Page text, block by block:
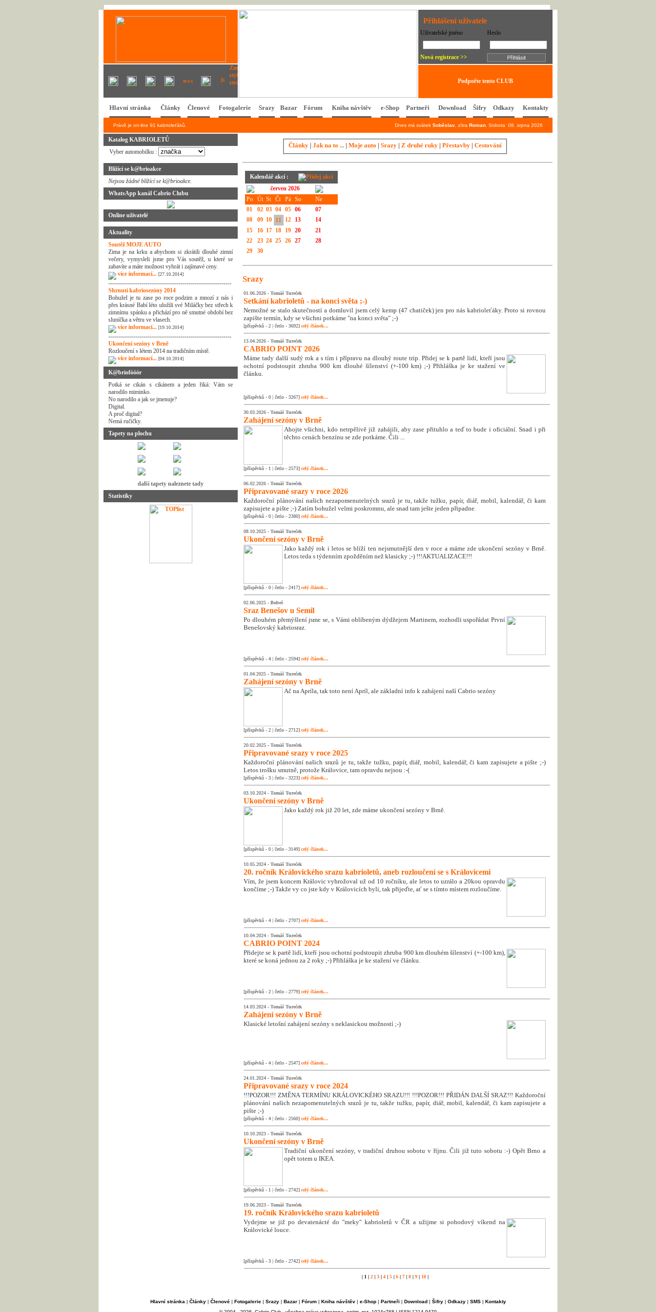
Přihlášení uživatele
Uživatelské jméno Heslo
Nová registrace >>
Podpořte tento CLUB
Hlavní stránka Články Členové Fotogalerie Srazy Bazar Fórum Kniha návštěv e-Shop Partneři Download Šifry Odkazy Kontakty
Právě je on-line 91 kabrioleťáků. Dnes má svátek Soběslav , zítra Roman . Sobota 08. srpna 2026
Katalog KABRIOLETŮ
Vyber automobilku :
Blížící se k@brioakce
Nejsou žádné blížící se k@brioakce.
WhatsApp kanál Cabrio Clubu
Online uživatelé
Aktuality
Soutěž MOJE AUTO
Zima je na krku a abychom si zkrátili dlouhé zimní
večery, vymysleli jsme pro Vás soutěž, u které se
zabavíte a máte možnost vyhrát i zajímavé ceny.
více informací... [27.10.2014]
---------------------------------------------------------------
Shrnutí kabriosezóny 2014
Bohužel je tu zase po roce podzim a mnozí z nás i
přes krásné Babí léto uložili své Miláčky bez střech k
zimnímu spánku a přichází pro ně smutné období bez
sluníčka a větru ve vlasech.
více informací... [19.10.2014]
---------------------------------------------------------------
Ukončení sezóny v Brně
Rozloučení s létem 2014 na tradičním místě.
více informací... [04.10.2014]
K@briofóóór
Potká se cikán s cikánem a jeden řiká: Vám se
narodilo miminko.
No narodilo a jak se jmenuje?
Digital.
A proč digital?
Nemá ručičky.
Tapety na plochu
další tapety naleznete tady
Statistiky
Články | Jak na to ... | Moje auto | Srazy | Z druhé ruky | Přestavby | Cestování
Kalendář akcí :
červen 2026
Po
Út St Čt Pá So
Ne
01
02 03 04 05 06
07
08
09 10 11 12 13
14
15
16 17 18 19 20
21
22
23 24 25 26 27
28
29
30
Srazy
01.06.2026 - Tomáš Tureček
Setkání kabrioletů - na konci světa ;-)
Nemožné se stalo skutečností a domluvil jsem celý kemp (47 chatiček) jen pro nás kabrioleťáky. Proto si rovnou
zapište termín, kdy se všichni potkáme "na konci světa" ;-)
[příspěvků - 2 | četlo - 3692] celý článek...
13.04.2026 - Tomáš Tureček
CABRIO POINT 2026
Máme tady další sudý rok a s tím i přípravu na dlouhý route trip. Přidej se k partě lidí, kteří jsou
ochotní podstoupit zhruba 900 km dlouhé šílenství (+-100 km) ;-) Přihláška je ke stažení ve
článku.
[příspěvků - 0 | četlo - 3267] celý článek...
30.03.2026 - Tomáš Tureček
Zahájení sezóny v Brně
Ahojte všichni, kdo netrpělivě již zahájili, aby zase přituhlo a teď to bude i oficiální. Snad i při
těchto cenách benzínu se zde potkáme. Čili ...
[příspěvků - 1 | četlo - 2573] celý článek...
06.02.2026 - Tomáš Tureček
Připravované srazy v roce 2026
Každoroční plánování našich nezapomenutelných srazů je tu, takže tužku, papír, diář, mobil, kalendář, či kam
zapisujete a pište ;-) Zatím bohužel velmi poskromnu, ale snad tam ješte jeden připadne.
[příspěvků - 0 | četlo - 2380] celý článek...
08.10.2025 - Tomáš Tureček
Ukončení sezóny v Brně
Jako každý rok i letos se blíží ten nejsmutnější den v roce a máme zde ukončení sezóny v Brně.
Letos teda s týdenním zpožděním než klasicky ;-) !!!AKTUALIZACE!!!
[příspěvků - 0 | četlo - 2417] celý článek...
02.06.2025 - Bobeš
Sraz Benešov u Semil
Po dlouhém přemýšlení jsme se, s Vámi oblíbeným dýdžejem Martinem, rozhodli uspořádat První
Benešovský kabriosraz.
[příspěvků - 4 | četlo - 2594] celý článek...
01.04.2025 - Tomáš Tureček
Zahájení sezóny v Brně
Ač na Apríla, tak toto není Apríl, ale základní info k zahájení naší Cabrio sezóny
[příspěvků - 2 | četlo - 2712] celý článek...
20.02.2025 - Tomáš Tureček
Připravované srazy v roce 2025
Každoroční plánování našich srazů je tu, takže tužku, papír, diář, mobil, kalendář, či kam zapisujete a pište ;-)
Letos trošku smutně, protože Královice, tam opravdu nejsou :-(
[příspěvků - 3 | četlo - 3223] celý článek...
03.10.2024 - Tomáš Tureček
Ukončení sezóny v Brně
Jako každý rok již 20 let, zde máme ukončení sezóny v Brně.
[příspěvků - 0 | četlo - 3149] celý článek...
10.05.2024 - Tomáš Tureček
20. ročník Královického srazu kabrioletů, aneb rozloučení se s Královicemi
Vím, že jsem koncem Královic vyhrožoval už od 10 ročníku, ale letos to uzrálo a 20kou opravdu
končíme ;-) Takže vy co jste kdy v Královicích byli, tak přijeďte, ať se s tímto místem rozloučíme.
[příspěvků - 4 | četlo - 2707] celý článek...
10.04.2024 - Tomáš Tureček
CABRIO POINT 2024
Přidejte se k partě lidí, kteří jsou ochotní podstoupit zhruba 900 km dlouhém šílenství (+-100 km),
které se koná jednou za 2 roky ;-) Přihláška je ke stažení ve článku.
[příspěvků - 2 | četlo - 2779] celý článek...
14.03.2024 - Tomáš Tureček
Zahájení sezóny v Brně
Klasické letošní zahájení sezóny s neklasickou možností ;-)
[příspěvků - 4 | četlo - 2547] celý článek...
24.01.2024 - Tomáš Tureček
Připravované srazy v roce 2024
!!!POZOR!!! ZMĚNA TERMÍNU KRÁLOVICKÉHO SRAZU!!! !!!POZOR!!! PŘIDÁN DALŠÍ SRAZ!!! Každoroční
plánování našich nezapomenutelných srazů je tu, takže tužku, papír, diář, mobil, kalendář, či kam zapisujete a
pište ;-)
[příspěvků - 4 | četlo - 2560] celý článek...
10.10.2023 - Tomáš Tureček
Ukončení sezóny v Brně
Tradiční ukončení sezóny, v tradiční druhou sobotu v říjnu. Čili již tuto sobotu :-) Opět Brno a
opět totem u IKEA.
[příspěvků - 1 | četlo - 2742] celý článek...
19.06.2023 - Tomáš Tureček
19. ročník Královického srazu kabrioletů
Vydejme se již po devatenácté do "meky" kabrioletů v ČR a užijme si pohodový víkend na
Královické louce.
[příspěvků - 3 | četlo - 2742] celý článek...
| 1 | 2 | 3 | 4 | 5 | 6 | 7 | 8 | 9 | 10 |
Hlavní stránka | Články| Členové| Fotogalerie| Srazy| Bazar| Fórum| Kniha návštěv| e-Shop| Partneři | Download| Šifry| Odkazy| SMS| Kontakty